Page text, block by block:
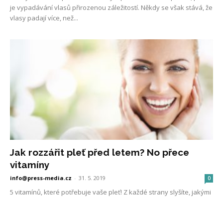
je vypadávání vlasů přirozenou záležitostí. Někdy se však stává, že
vlasy padají více, než...
Jak rozzářit pleť před letem? No přece
vitamíny
info@press-media.cz - 31. 5. 2019 0
5 vitamínů, které potřebuje vaše pleť! Z každé strany slyšíte, jakými